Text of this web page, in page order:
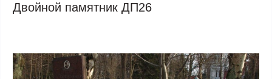
Двойной памятник ДП26